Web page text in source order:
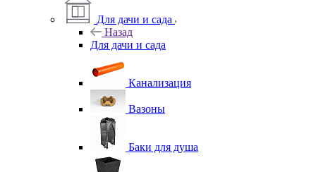
Для дачи и сада
Назад
Для дачи и сада
Канализация
Вазоны
Баки для душа